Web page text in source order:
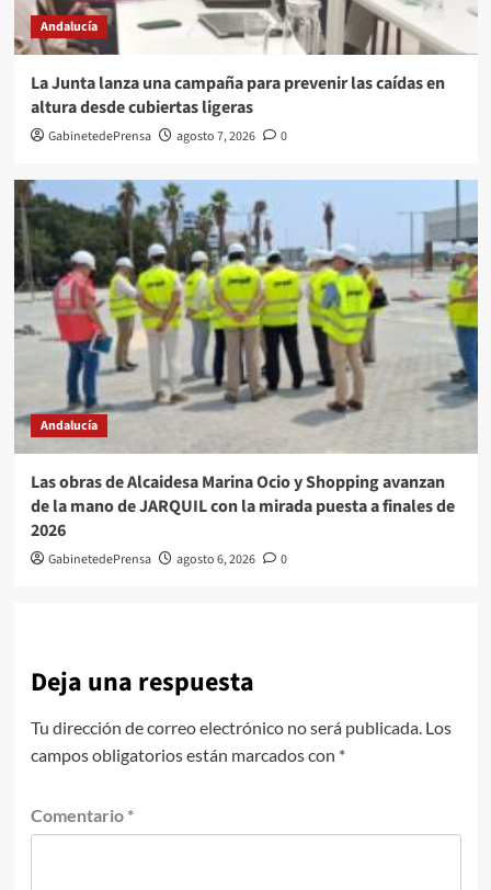
Andalucía
La Junta lanza una campaña para prevenir las caídas en
altura desde cubiertas ligeras
GabinetedePrensa agosto 7, 2026 0
Andalucía
Las obras de Alcaidesa Marina Ocio y Shopping avanzan
de la mano de JARQUIL con la mirada puesta a finales de
2026
GabinetedePrensa agosto 6, 2026 0
Deja una respuesta
Tu dirección de correo electrónico no será publicada. Los
campos obligatorios están marcados con *
Comentario *